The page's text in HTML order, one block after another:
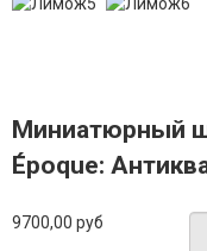
Миниатюрный
Époque:
9700,00 руб